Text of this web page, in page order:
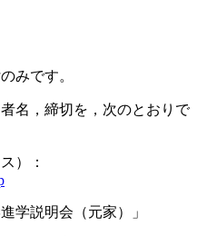
みです。
名，締切を，次のとおりで
）：
学説明会（元家）」